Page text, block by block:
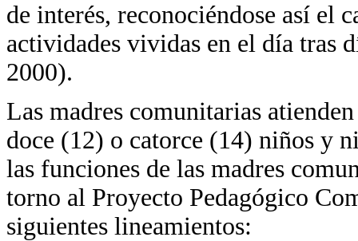
de interés, reconociéndose así el
actividades vividas en el día tras
2000).
Las madres comunitarias
doce (12) o catorce (14) niños y
las funciones de las madres
torno al Proyecto Pedagógico
siguientes lineamientos: